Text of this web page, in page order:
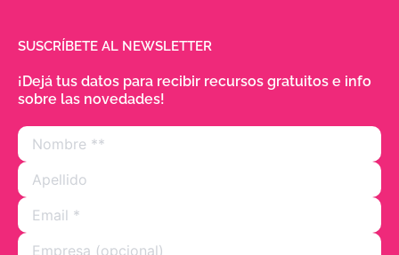
SUSCRÍBETE AL NEWSLETTER
¡Dejá tus datos para recibir recursos gratuitos e info
sobre las novedades!